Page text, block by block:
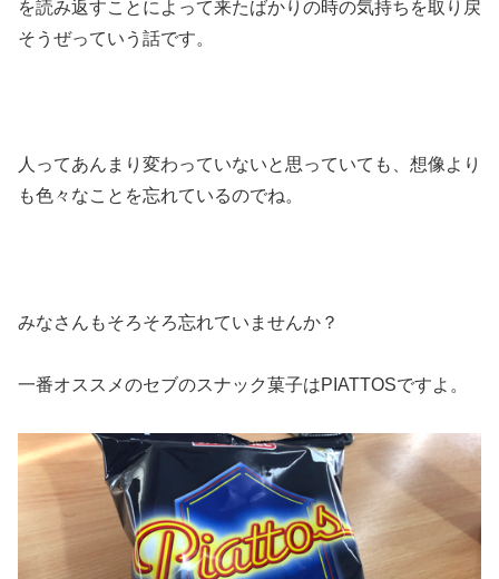
を読み返すことによって来たばかりの時の気持ちを取り戻
そうぜっていう話です。
人ってあんまり変わっていないと思っていても、想像より
も色々なことを忘れているのでね。
みなさんもそろそろ忘れていませんか？
一番オススメのセブのスナック菓子はPIATTOSですよ。